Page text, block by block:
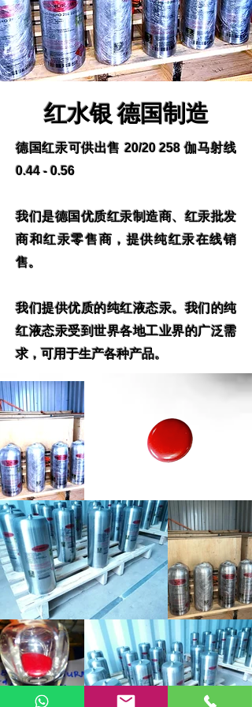
红水银 德国制造
德国红汞可供出售 20/20 258 伽马射线
0.44 - 0.56
我们是德国优质红汞制造商、红汞批发
商和红汞零售商，提供纯红汞在线销
售。
我们提供优质的纯红液态汞。我们的纯
红液态汞受到世界各地工业界的广泛需
求，可用于生产各种产品。